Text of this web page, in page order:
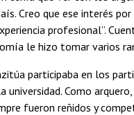
Creo que ese interés
profesional”.
le hizo tomar varios
participaba en los
Como
fueron reñidos y